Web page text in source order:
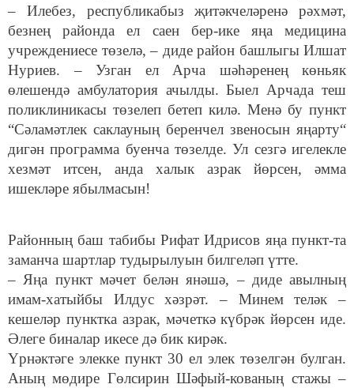
– Илебез, республикабыз җитәкчеләренә рәхмәт,
безнең районда ел саен бер-ике яңа медицина
учреждениесе төзелә, – диде район башлыгы Илшат
Нуриев. – Узган ел Арча шәһәренең көньяк
өлешендә амбулатория ачылды. Быел Арчада теш
поликлиникасы төзелеп бетеп килә. Менә бу пункт
“Сәламәтлек саклауның беренчел звеносын яңарту“
дигән программа буенча төзелде. Ул сезгә игелекле
хезмәт итсен, анда халык азрак йөрсен, әмма
ишекләре ябылмасын!
Районның баш табибы Рифат Идрисов яңа пункт-та
заманча шартлар тудырылуын билгеләп үтте.
– Яңа пункт мәчет белән янәшә, – диде авылның
имам-хатыйбы Илдус хәзрәт. – Минем теләк –
кешеләр пунктка азрак, мәчеткә күбрәк йөрсен иде.
Әлеге биналар икесе дә бик кирәк.
Үрнәктәге элекке пункт 30 ел элек төзелгән булган.
Аның мөдире Гөлсирин Шәфый-кованың стажы –